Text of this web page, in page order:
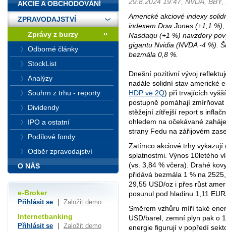
Americké akciové indexy
indexem Dow Jones (+1,1
Nasdaqu (+1 %) navzdory
gigantu Nvidia (NVDA -4 %).
bezmála 0,8 %.
Dnešní pozitivní vývoj
nadále solidní stav americké
HDP ve 2Q) při trvajících
postupně pomáhají
stěžejní zítřejší report s
ohledem na očekávané
strany Fedu na zářijovém
Zatímco akciové trhy
splatnostmi. Výnos 10letého
(vs. 3,84 % včera). Drahé
přidává bezmála 1 % na
29,55 USD/oz i přes růst
posunul pod hladinu 1,11
Směrem vzhůru míří také
USD/barel, zemní plyn pak o
energie figurují v popředí
AKCIE A OBCHODOVÁNÍ
ZPRAVODAJSTVÍ
Zprávy z burzy
Odborné články
StockList
Analýzy
Souhrn z trhu - reporty
Dividendy
IPO a ostatní
Podílové fondy
Odběr zpravodajství
O NÁS
e-Broker
Přihlásit se Založit demo
Internetbanking
Přihlásit se Založit demo